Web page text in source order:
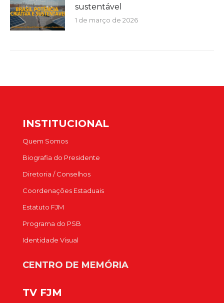
sustentável
1 de março de 2026
INSTITUCIONAL
Quem Somos
Biografia do Presidente
Diretoria / Conselhos
Coordenações Estaduais
Estatuto FJM
Programa do PSB
Identidade Visual
CENTRO DE MEMÓRIA
TV FJM